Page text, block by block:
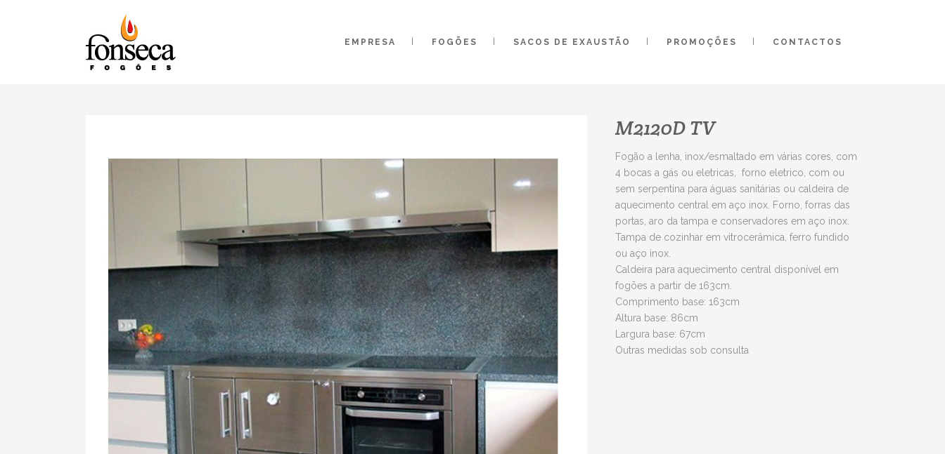
EMPRESA FOGÕES SACOS DE EXAUSTÃO PROMOÇÕES CONTACTOS
M2120D TV
Fogão a lenha, inox/esmaltado em várias cores, com
4 bocas a gás ou eletricas, forno eletrico, com ou
sem serpentina para águas sanitárias ou caldeira de
aquecimento central em aço inox. Forno, forras das
portas, aro da tampa e conservadores em aço inox.
Tampa de cozinhar em vitrocerâmica, ferro fundido
ou aço inox.
Caldeira para aquecimento central disponível em
fogões a partir de 163cm.
Comprimento base: 163cm
Altura base: 86cm
Largura base: 67cm
Outras medidas sob consulta